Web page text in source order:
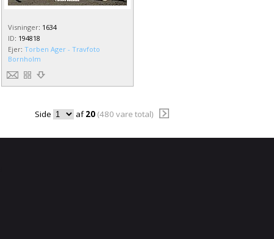
Visninger: 1634
ID: 194818
Ejer: Torben Ager - Travfoto
Bornholm
Side af20 (480 vare total)